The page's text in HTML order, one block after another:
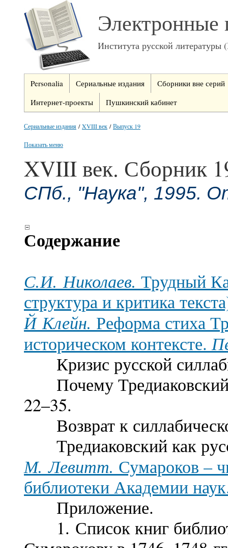
Электронные
Института русской
Personalia Сериальные издания
Сборники вне серий
Интернет-проекты
Пушкинский кабинет
Сериальные издания /XVIII век /Выпуск 19
Показать меню
XVIII век. Сборник
СПб., "Наука", 1995.
Содержание
С.И. Николаев. Трудный
структура и критика
Й Клейн. Реформа стиха
историческом контексте.
Кризис русской
Почему Тредиаковский
22–35.
Возврат к
Тредиаковский как
М. Левитт. Сумароков –
библиотеки Академии
Приложение.
1. Список книг